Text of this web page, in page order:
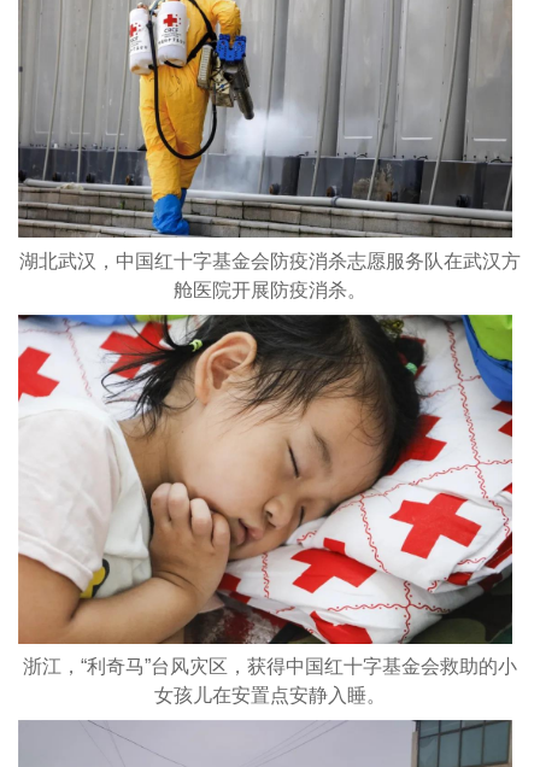
湖北武汉，中国红十字基金会防疫消杀志愿服务队在武汉方
舱医院开展防疫消杀。
浙江，“利奇马”台风灾区，获得中国红十字基金会救助的小
女孩儿在安置点安静入睡。